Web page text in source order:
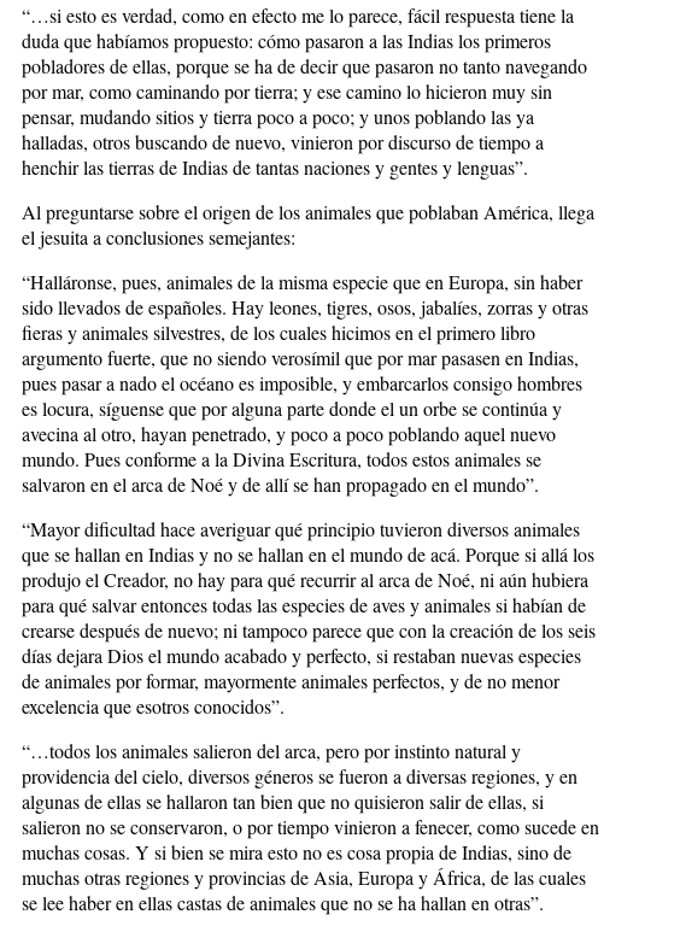
“…si esto es verdad, como en efecto me lo parece, fácil respuesta tiene la
duda que habíamos propuesto: cómo pasaron a las Indias los primeros
pobladores de ellas, porque se ha de decir que pasaron no tanto navegando
por mar, como caminando por tierra; y ese camino lo hicieron muy sin
pensar, mudando sitios y tierra poco a poco; y unos poblando las ya
halladas, otros buscando de nuevo, vinieron por discurso de tiempo a
henchir las tierras de Indias de tantas naciones y gentes y lenguas”.
Al preguntarse sobre el origen de los animales que poblaban América, llega
el jesuita a conclusiones semejantes:
“Halláronse, pues, animales de la misma especie que en Europa, sin haber
sido llevados de españoles. Hay leones, tigres, osos, jabalíes, zorras y otras
fieras y animales silvestres, de los cuales hicimos en el primero libro
argumento fuerte, que no siendo verosímil que por mar pasasen en Indias,
pues pasar a nado el océano es imposible, y embarcarlos consigo hombres
es locura, síguense que por alguna parte donde el un orbe se continúa y
avecina al otro, hayan penetrado, y poco a poco poblando aquel nuevo
mundo. Pues conforme a la Divina Escritura, todos estos animales se
salvaron en el arca de Noé y de allí se han propagado en el mundo”.
“Mayor dificultad hace averiguar qué principio tuvieron diversos animales
que se hallan en Indias y no se hallan en el mundo de acá. Porque si allá los
produjo el Creador, no hay para qué recurrir al arca de Noé, ni aún hubiera
para qué salvar entonces todas las especies de aves y animales si habían de
crearse después de nuevo; ni tampoco parece que con la creación de los seis
días dejara Dios el mundo acabado y perfecto, si restaban nuevas especies
de animales por formar, mayormente animales perfectos, y de no menor
excelencia que esotros conocidos”.
“…todos los animales salieron del arca, pero por instinto natural y
providencia del cielo, diversos géneros se fueron a diversas regiones, y en
algunas de ellas se hallaron tan bien que no quisieron salir de ellas, si
salieron no se conservaron, o por tiempo vinieron a fenecer, como sucede en
muchas cosas. Y si bien se mira esto no es cosa propia de Indias, sino de
muchas otras regiones y provincias de Asia, Europa y África, de las cuales
se lee haber en ellas castas de animales que no se ha hallan en otras”.